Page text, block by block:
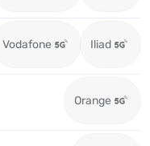
Vodafone Iliad
Orange